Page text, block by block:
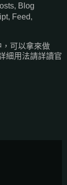
Blog
Feed,
，可以拿來做
細用法請詳讀官